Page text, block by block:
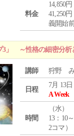
料金
14,850
41,250
義開始
3」 ～性格の細密分析
講師 狩野 み
日程
7月 13
A Week
時間
（水）
13：10
2コマ）